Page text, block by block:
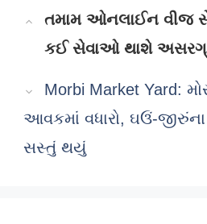
તમામ ઓનલાઈન વીજ
કઈ સેવાઓ થાશે
Morbi Market Yard:
આવકમાં વધારો, ઘઉં-
સસ્તું થયું